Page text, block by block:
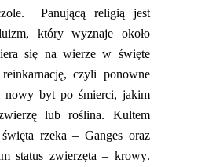
czole.Panującą religią jest
który wyznaje około
się na wierze w święte
czyli ponowne
nowy byt po śmierci, jakim
lub roślina. Kultem
rzeka – Ganges oraz
status zwierzęta – krowy.